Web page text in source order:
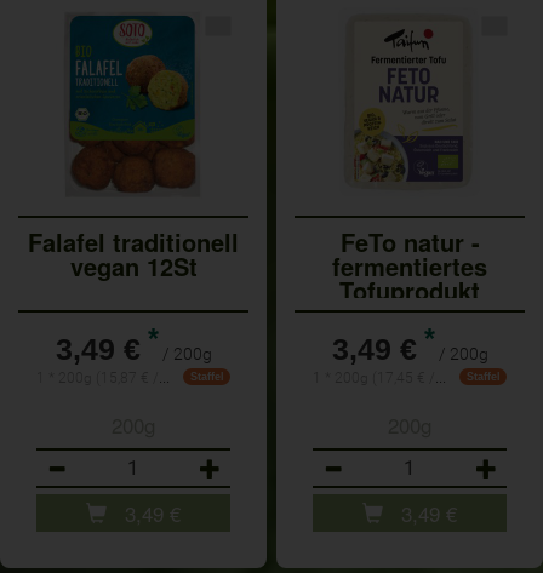
Falafel traditionell
vegan 12St
3,49 € * / 200g
Staffel
3,49 €
FeTo natur -
fermentiertes
Tofuprodukt
3,49 € * / 200g
Staffel
3,49 €